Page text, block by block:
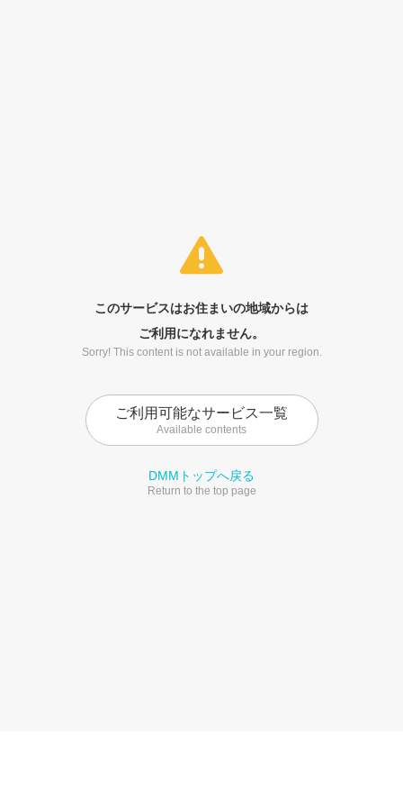
このサービスはお住まいの地域からは
ご利用になれません。
Sorry! This content is not available in your region.
ご利用可能なサービス一覧
Available contents
DMMトップへ戻る
Return to the top page